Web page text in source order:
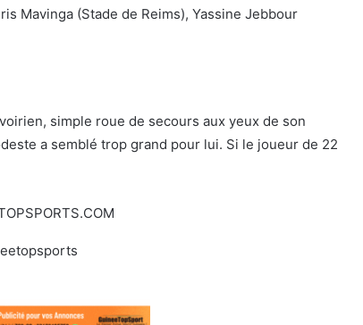
Mavinga (Stade de Reims), Yassine Jebbour
simple roue de secours aux yeux de son
a semblé trop grand pour lui. Si le joueur de 22